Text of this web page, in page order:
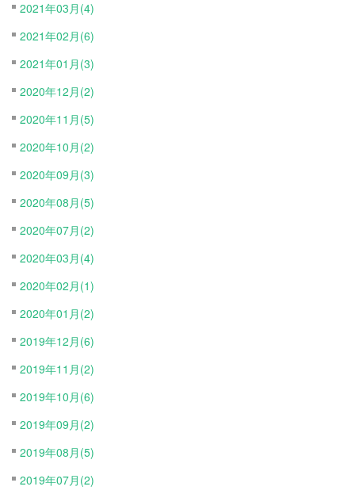
2021年03月(4)
2021年02月(6)
2021年01月(3)
2020年12月(2)
2020年11月(5)
2020年10月(2)
2020年09月(3)
2020年08月(5)
2020年07月(2)
2020年03月(4)
2020年02月(1)
2020年01月(2)
2019年12月(6)
2019年11月(2)
2019年10月(6)
2019年09月(2)
2019年08月(5)
2019年07月(2)